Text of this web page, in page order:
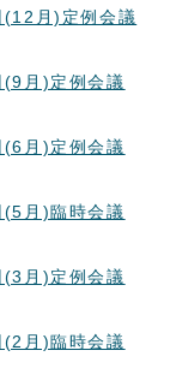
月)定例会議
月)定例会議
月)定例会議
月)臨時会議
月)定例会議
月)臨時会議